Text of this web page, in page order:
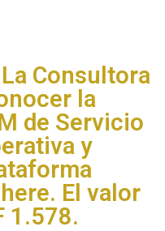
Consultora
la
de Servicio
y
El valor
1.578.